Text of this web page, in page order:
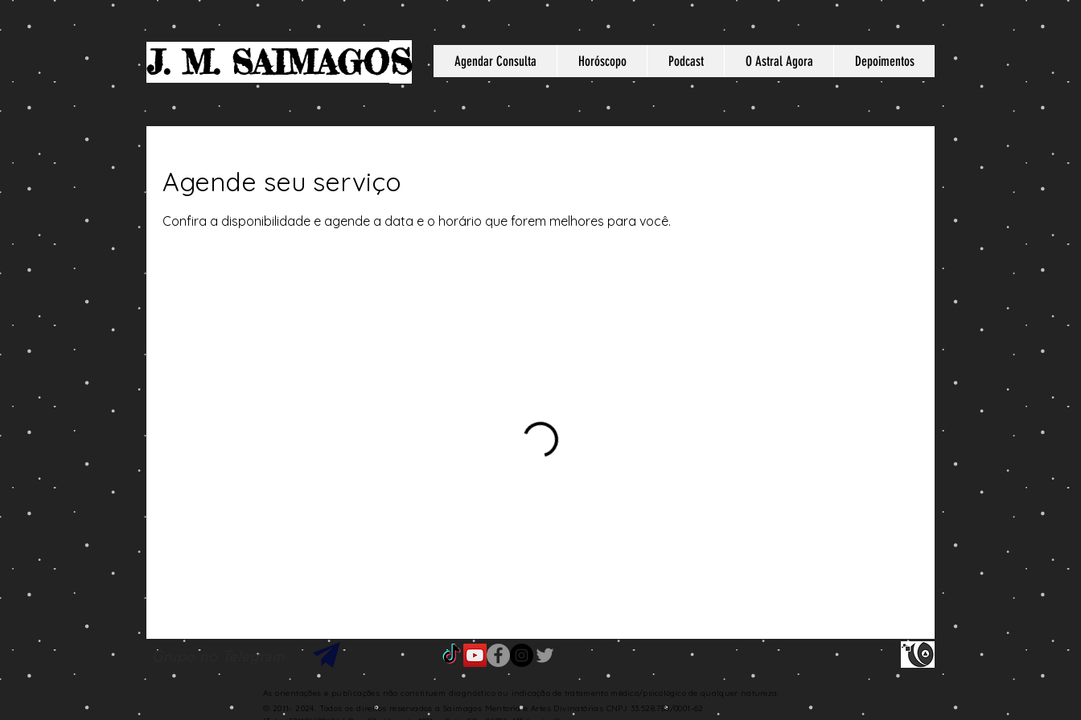
J. M. SAIMAGOS Agendar Consulta Horóscopo Podcast O Astral Agora Depoimentos
Agende seu serviço
Confira a disponibilidade e agende a data e o horário que forem melhores para você.
Grupo no Telegram
As orientações e publicações não constituem diagnóstico ou indicação de tratamento médico/ psicológico
de qualquer natureza.
© 2011- 2024. Todos os direitos reservados a Saimagos Mentoria e Artes Divinatórias CNPJ 33.528.788/0001-62